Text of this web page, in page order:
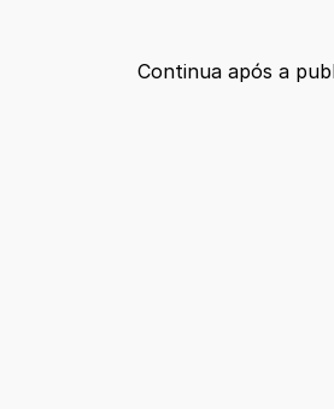
Continua após a